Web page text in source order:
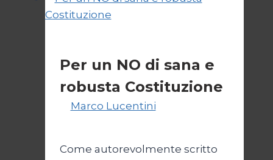
destra
Per un NO di sana e
robusta Costituzione
Marco Lucentini
Come autorevolmente scritto